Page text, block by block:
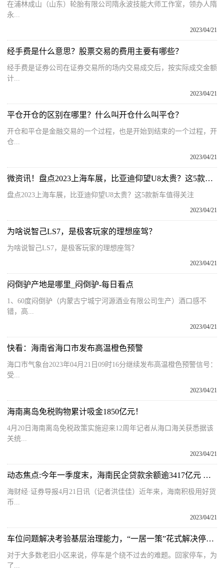
在浦林成山（山东）轮胎有限公司隋永波技能大师工作室，领办人隋
永...
2023/04/21
经手费是什么意思？股票交易的费用主要有哪些？
经手费是证券公司在证券交易所的场内交易成交后，按实际成交金额
计...
2023/04/21
平仓开仓的区别在哪里？什么叫开仓什么叫平仓？
开仓和平仓是金融交易的一个过程，也是开始到结束的一个过程，开
仓...
2023/04/21
微资讯！盘点2023上海车展，比亚迪仰望U8太贵？这5款新车值得关注
盘点2023上海车展，比亚迪仰望U8太贵？这5款新车值得关注
2023/04/21
为啥说智己LS7，是极客玩家的理想座驾？
为啥说智己LS7，是极客玩家的理想座驾？
2023/04/21
闷倒驴产地是哪里_闷倒驴-每日看点
1、60度闷倒驴（内蒙古宁城宁河源酒业有限公司生产）酒口感不
错，高...
2023/04/21
快看：海南省海口市发布高温橙色预警
海口市气象台2023年04月21日09时16分继续发布高温橙色预警信号：
受...
2023/04/21
海南离岛免税购物累计吸金1850亿元！
4月20日海南离岛免税政策实施迎来12周年记者从海口海关获悉据该
关统...
2023/04/21
动态焦点:今年一季度末，海南民企贷款余额逾3417亿元 同比增长7.8％
海财经·证券导报4月21日讯（记者洪佳佳）近年来，海南积极用好货
币...
2023/04/21
车位问题解决考验基层治理能力，“一居一策”花式解决停车难
对于大多数老旧小区来说，停车是个绕不过去的难题。回家停车，为
了...